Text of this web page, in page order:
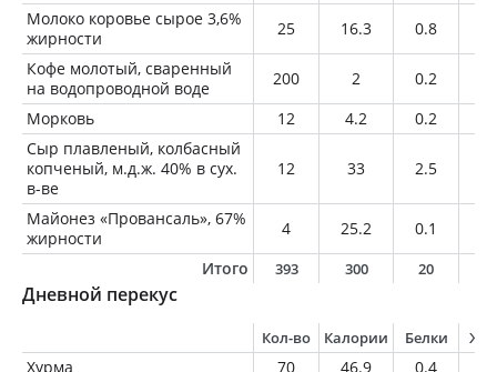
Молоко коровье сырое 3,6%
жирности
25 16.3 0.8
Кофе молотый, сваренный
на водопроводной воде
200 2 0.2
Морковь
12 4.2 0.2
Сыр плавленый, колбасный
копченый, м.д.ж. 40% в сух.
в-ве
12 33 2.5
Майонез «Провансаль», 67%
жирности
4 25.2 0.1
Итого
393 300 20
Дневной перекус
Кол-во Калории Белки
Хурма 70 46.9 0.4